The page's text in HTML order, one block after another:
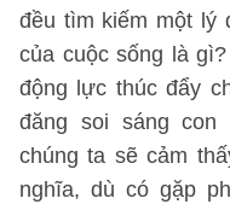
đều tìm kiếm một lý
của cuộc sống là
động lực thúc đẩy
đăng soi sáng
chúng ta sẽ cảm
nghĩa, dù có gặp